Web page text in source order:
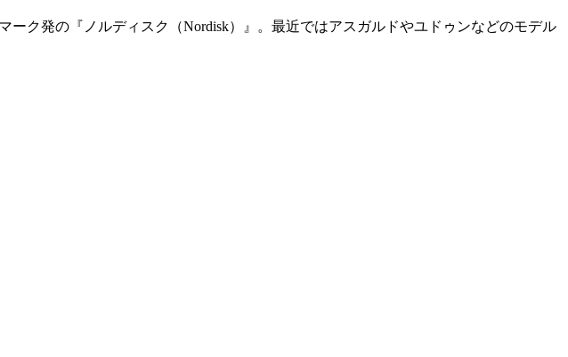
ク発の『ノルディスク（Nordisk）』。最近ではアスガルドやユドゥンなどのモデル